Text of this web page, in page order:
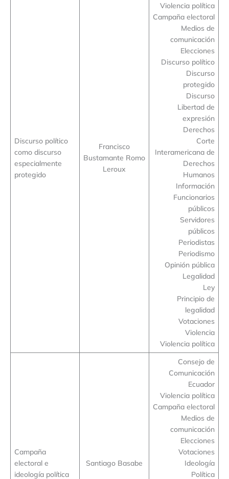
Discurso político
como discurso
especialmente
protegido
Francisco
Bustamante Romo
Leroux
Violencia política
Campaña electoral
Medios de
comunicación
Elecciones
Discurso político
Discurso
protegido
Discurso
Libertad de
expresión
Derechos
Corte
Interamericana de
Derechos
Humanos
Información
Funcionarios
públicos
Servidores
públicos
Periodistas
Periodismo
Opinión pública
Legalidad
Ley
Principio de
legalidad
Votaciones
Violencia
Violencia política
Campaña
electoral e
ideología política
Santiago Basabe
Consejo de
Comunicación
Ecuador
Violencia política
Campaña electoral
Medios de
comunicación
Elecciones
Votaciones
Ideología
Política